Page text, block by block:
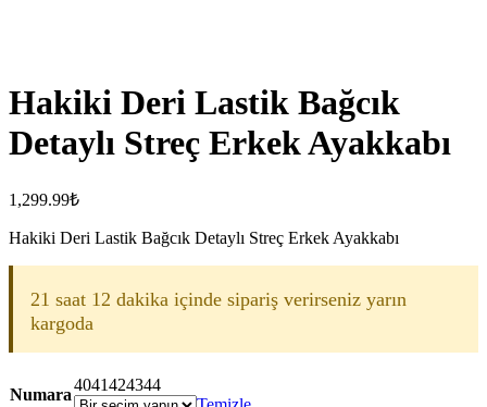
Hakiki Deri Lastik Bağcık
Detaylı Streç Erkek Ayakkabı
1,299.99₺
Hakiki Deri Lastik Bağcık Detaylı Streç Erkek Ayakkabı
21 saat 12 dakika içinde sipariş verirseniz yarın
kargoda
Numara
4041424344